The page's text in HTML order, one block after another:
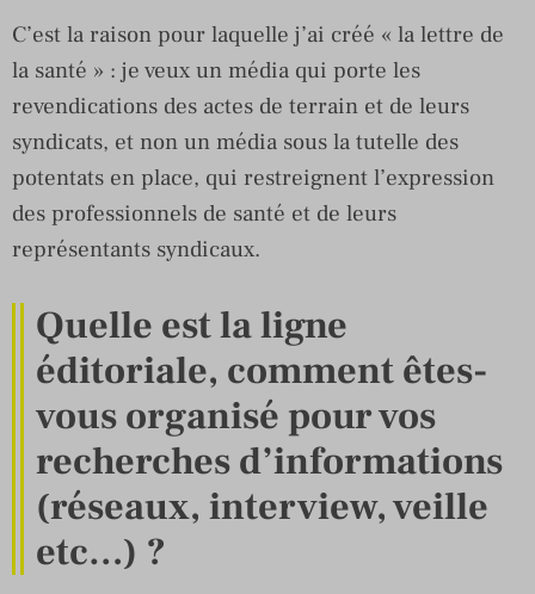
C’est la raison pour laquelle j’ai créé « la lettre de
la santé » : je veux un média qui porte les
revendications des actes de terrain et de leurs
syndicats, et non un média sous la tutelle des
potentats en place, qui restreignent l’expression
des professionnels de santé et de leurs
représentants syndicaux.
Quelle est la ligne
éditoriale, comment êtes-
vous organisé pour vos
recherches d’informations
(réseaux, interview, veille
etc…) ?